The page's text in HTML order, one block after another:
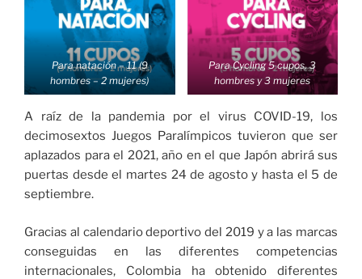
Para natación – 11 (9
hombres – 2 mujeres)
Para Cycling 5 cupos, 3
hombres y 3 mujeres
A raíz de la pandemia por el virus COVID-19, los
decimosextos Juegos Paralímpicos tuvieron que ser
aplazados para el 2021, año en el que Japón abrirá sus
puertas desde el martes 24 de agosto y hasta el 5 de
septiembre.
Gracias al calendario deportivo del 2019 y a las marcas
conseguidas en las diferentes competencias
internacionales, Colombia ha obtenido diferentes